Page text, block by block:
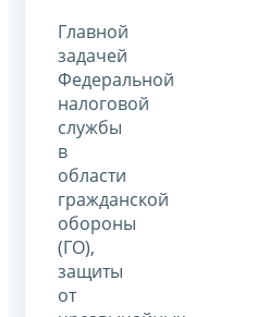
Главной
задачей
Федеральной
налоговой
службы
в
области
гражданской
обороны
(ГО),
защиты
от